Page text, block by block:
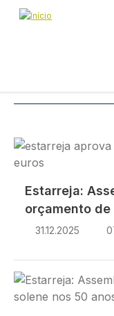
Passar para o
Início
Imagem
Estarreja:
orçamento
31.12.2025
Imagem